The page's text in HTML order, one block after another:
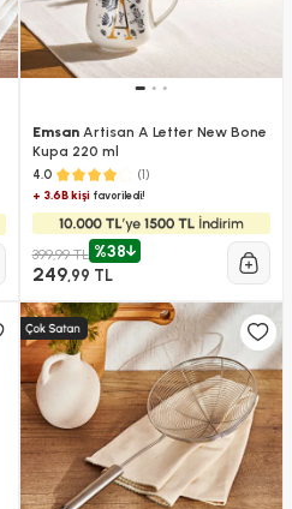
EmsanArtisan A Letter New Bone
Kupa 220 ml
4.0 (1)
+ 3.6B kişifavoriledi!
399,99 TL %38
249,99 TL